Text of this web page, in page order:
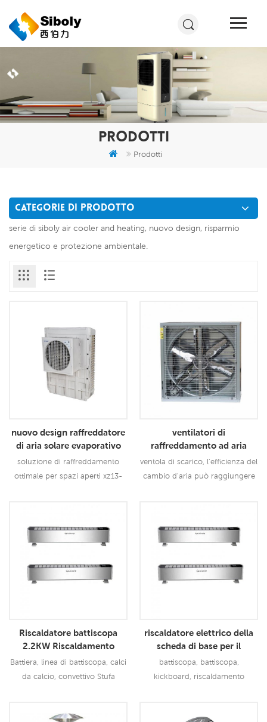
PRODOTTI
Prodotti
CATEGORIE DI PRODOTTO
serie di siboly air cooler and heating, nuovo design, risparmio
energetico e protezione ambientale.
nuovo design raffreddatore
di aria solare evaporativo
montato sulla finestra
6000m3 / h
soluzione di raffreddamento
ottimale per spazi aperti xz13-
rapidamente il tuo spazio.
Leggi Di Più
ventilatori di
raffreddamento ad aria
evaporativi per scarico
industriale a parete
ventola di scarico, l'efficienza del
cambio d'aria può raggiungere
nell'industria e negli amp;
Leggi Di Più
Riscaldatore battiscopa
2.2KW Riscaldamento
Telecomando Super Silent
Battiera, linea di battiscopa, calci
da calcio, convettivo Stufa
riscaldatore elettrico della
scheda di base per il
controllo remoto delle app
da battiscopa per camera da
battiscopa, battiscopa,
kickboard, riscaldamento